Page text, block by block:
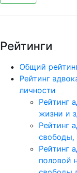
Рейтинги
Общий
Рейтинг
личности
Рейтинг
жизни и
Рейтинг
свободы,
Рейтинг
половой